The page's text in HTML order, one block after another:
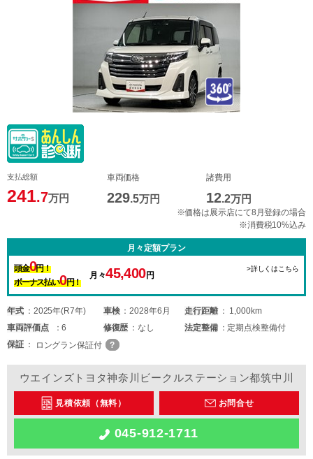
支払総額
241.7万円
車両価格
229.5万円
諸費用
12.2万円
※価格は展示店にて8月登録の場合
※消費税10%込み
月々定額プラン
頭金0円！
ボーナス払い0円！
月々45,400円
>詳しくはこちら
年式 2025年(R7年) 車検 2028年6月 走行距離
1,000km
車両評価点 6 修復歴 なし 法定整備
定期点検整備付
保証
ロングラン保証付
ウエインズトヨタ神奈川ビークルステーション都筑中川
見積依頼（無料） お問合せ
045-912-1711